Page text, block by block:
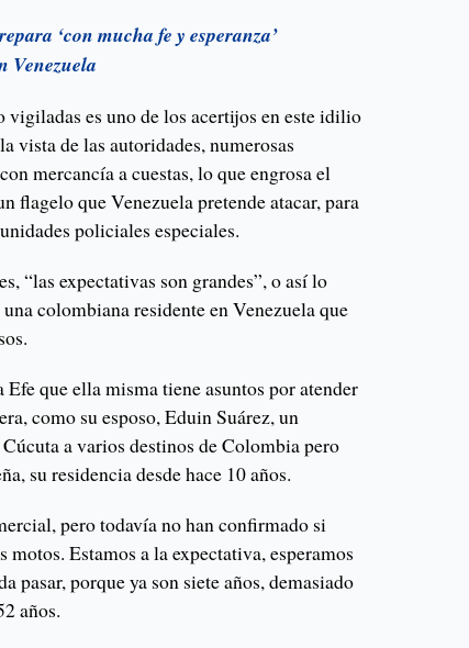
‘con mucha fe y esperanza’
Venezuela
vigiladas es uno de los acertijos en este idilio
vista de las autoridades, numerosas
mercancía a cuestas, lo que engrosa el
flagelo que Venezuela pretende atacar, para
policiales especiales.
“las expectativas son grandes”, o así lo
colombiana residente en Venezuela que
Efe que ella misma tiene asuntos por atender
como su esposo, Eduin Suárez, un
a varios destinos de Colombia pero
su residencia desde hace 10 años.
pero todavía no han confirmado si
motos. Estamos a la expectativa, esperamos
pasar, porque ya son siete años, demasiado
años.